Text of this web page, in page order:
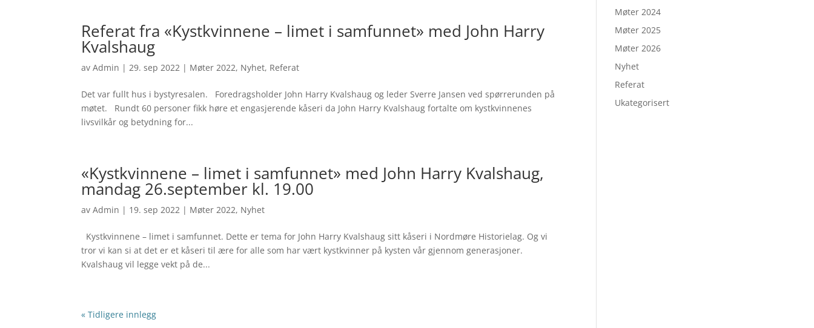
Referat fra «Kystkvinnene – limet i samfunnet» med John Harry
Kvalshaug
avAdmin |29. sep 2022 | Møter 2022, Nyhet, Referat
Det var fullt hus i bystyresalen. Foredragsholder John Harry Kvalshaug og leder Sverre Jansen ved spørrerunden på
møtet. Rundt 60 personer fikk høre et engasjerende kåseri da John Harry Kvalshaug fortalte om kystkvinnenes
livsvilkår og betydning for...
«Kystkvinnene – limet i samfunnet» med John Harry Kvalshaug,
mandag 26.september kl. 19.00
avAdmin | 19. sep 2022 | Møter 2022, Nyhet
Kystkvinnene – limet i samfunnet. Dette er tema for John Harry Kvalshaug sitt kåseri i Nordmøre Historielag. Og vi
tror vi kan si at det er et kåseri til ære for alle som har vært kystkvinner på kysten vår gjennom generasjoner.
Kvalshaug vil legge vekt på de...
« Tidligere innlegg
Møter 2024
Møter 2025
Møter 2026
Nyhet
Referat
Ukategorisert